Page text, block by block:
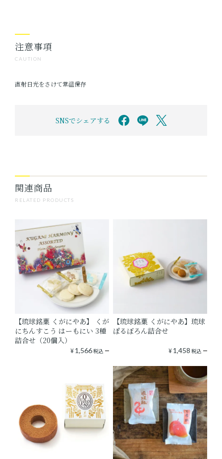
CAUTION
注意事項
直射日光をさけて常温保存
SNSでシェアする
RELATED PRODUCTS
関連商品
【琉球銘菓 くがにやあ】 くが
にちんすこう はーもにい 3種
詰合せ（20個入）
¥1,566税込
【琉球銘菓 くがにやあ】琉球
ぽるぼろん詰合せ
¥1,458 税込